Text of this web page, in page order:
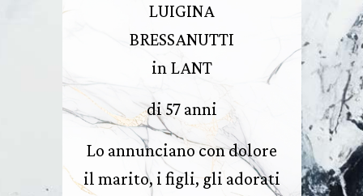
LUIGINA
BRESSANUTTI
in LANT
di 57 anni
Lo annunciano con dolore
il marito, i figli, gli adorati